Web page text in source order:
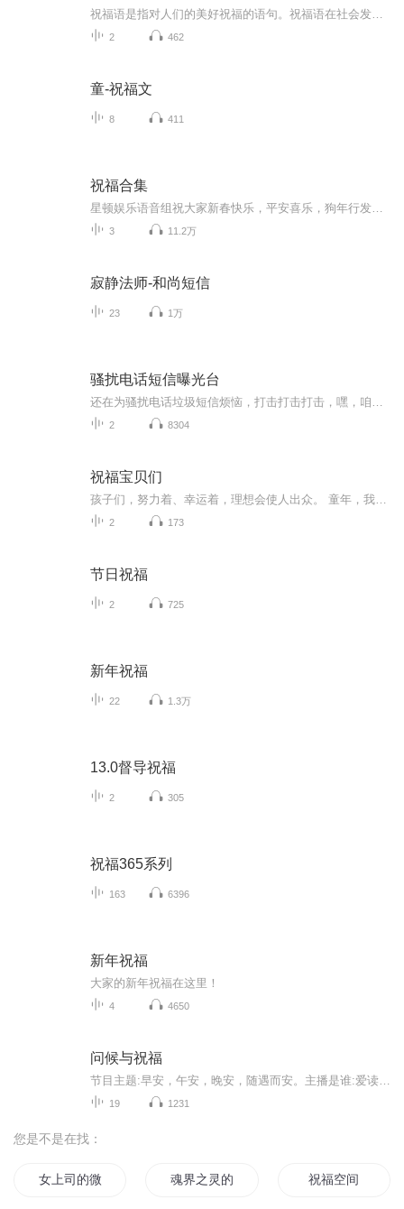
2 462
童-祝福文
8 411
祝福合集
3 11.2万
寂静法师-和尚短信
23 1万
骚扰电话短信曝光台
2 8304
祝福宝贝们
2 173
节日祝福
2 725
新年祝福
22 1.3万
13.0督导祝福
2 305
祝福365系列
163 6396
新年祝福
大家的新年祝福在这里！
4 4650
问候与祝福
19 1231
您是不是在找：
女上司的微信 魂界之灵的祝福 祝福空间